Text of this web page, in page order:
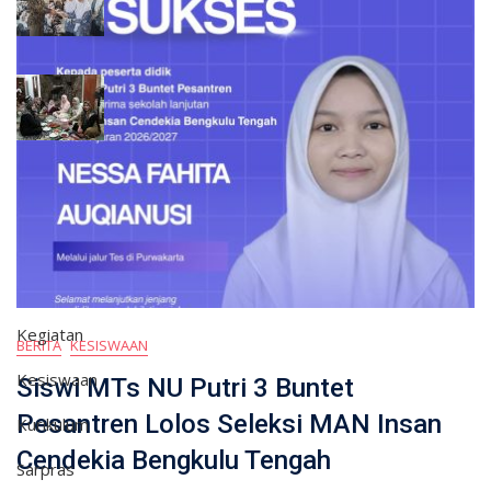
BERITA KESISWAAN
Siswi MTs NU Putri 3 Buntet
Pesantren Lolos Seleksi MAN Insan
Cendekia Bengkulu Tengah
Mar 03, 2026 0
MTs NU Putri 3 Buntet Pesantren Gelar Tahlil
dan Buka Puasa Bersama
Mar 03, 2026
KATEGORI
Berita
Kegiatan
Kesiswaan
Kurikulum
Sarpras